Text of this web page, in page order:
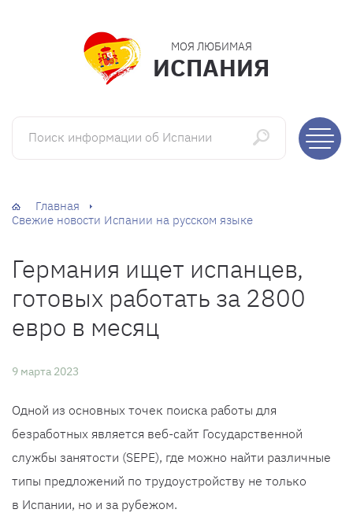
МОЯ ЛЮБИМАЯ
ИСПАНИЯ
Поиск информации об Испании
Главная
Свежие новости Испании на русском языке
Германия ищет испанцев,
готовых работать за 2800
евро в месяц
9 марта 2023
Одной из основных точек поиска работы для
безработных является веб-сайт Государственной
службы занятости (SEPE), где можно найти различные
типы предложений по трудоустройству не только
в Испании, но и за рубежом.